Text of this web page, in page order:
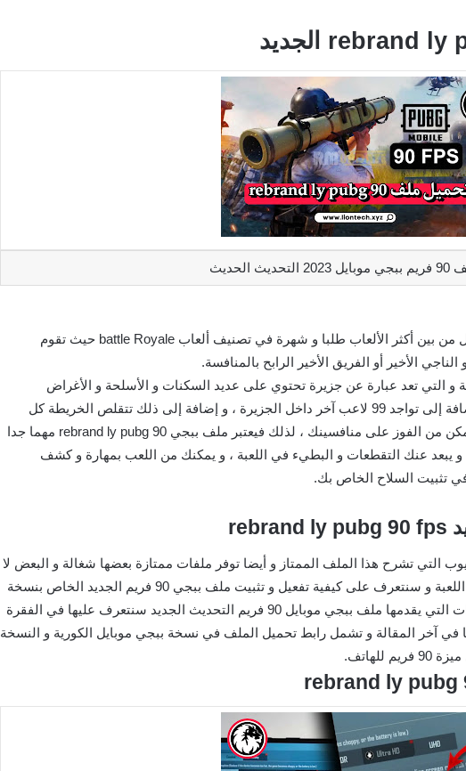
الحديث
ملف rebrand ly pubg 90، تعتبر لعبة ببجي موبايل من بين أكثر الألعاب طلبا و شهرة في تصنيف ألعاب battle Royale حيث تقوم
التي تعد عبارة عن جزيرة تحتوي على عديد السكنات و الأسلحة و الأغراض
المتوزعة بطريقة عشوائية في كامل أنحاءها و إضافة إلى تواجد 99 لاعب آخر داخل الجزيرة ، و إضافة إلى ذلك تتقلص الخريطة كل
دقائق لذلك تحتاج منك اللعبة مهارة و سرعة للتمكن من الفوز على منافسينك ، لذلك فيعتبر ملف ببجي rebrand ly pubg 90 مهما جدا
يبعد عنك التقطعات و البطيء في اللعبة ، و يمكنك من اللعب بمهارة و كشف
تثبيت السلاح الخاص بك.
التي تشرح هذا الملف الممتاز و أيضا توفر ملفات ممتازة بعضها شغالة و البعض لا
، حيث سيساعدك الملف على تحسين أداءك في اللعبة و سنتعرف على كيفية تفعيل و تثبيت ملف ببجي 90 فريم الجديد الخاص بنسخة
ببجي موبايل إصدار 2.3 ، هناك العديد من المميزات التي يقدمها ملف ببجي موبايل 90 فريم التحديث الجديد سنتعرف عليها في الفقرة
في آخر المقالة و تشمل رابط تحميل الملف في نسخة ببجي موبايل الكورية و النسخة